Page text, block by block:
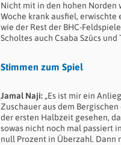
Nicht mit in den hohen Norden
Woche krank ausfiel,
wie der Rest der BHC-
Scholtes auch Csaba Szücs
Stimmen zum Spiel
Jamal Naji: „Es ist mir ein
Zuschauer aus dem
der ersten Halbzeit gesehen,
sowas nicht noch mal passiert
null Prozent in Überzahl. Dann